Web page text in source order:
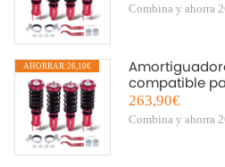
Combina y ahorra
AHORRAR:26,10€
compatible
EF EJ EK EM
263,90€
Combina y ahorra